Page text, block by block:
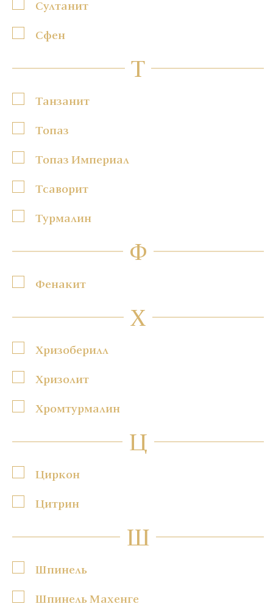
Султанит
Сфен
Т
Танзанит
Топаз
Топаз Империал
Тсаворит
Турмалин
Ф
Фенакит
Х
Хризоберилл
Хризолит
Хромтурмалин
Ц
Циркон
Цитрин
Ш
Шпинель
Шпинель Махенге